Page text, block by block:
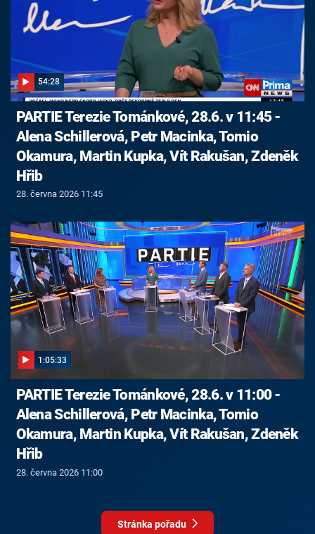
54:28
PARTIE Terezie Tománkové, 28.6. v 11:45 -
Alena Schillerová, Petr Macinka, Tomio
Okamura, Martin Kupka, Vít Rakušan, Zdeněk
Hřib
28. června 2026 11:45
1:05:33
PARTIE Terezie Tománkové, 28.6. v 11:00 -
Alena Schillerová, Petr Macinka, Tomio
Okamura, Martin Kupka, Vít Rakušan, Zdeněk
Hřib
28. června 2026 11:00
Stránka pořadu